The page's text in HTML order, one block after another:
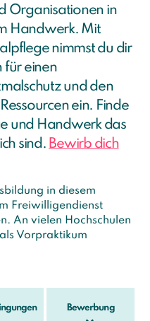
Organisationen in
Handwerk. Mit
nimmst du dir
für einen
und den
ein. Finde
und Handwerk das
sind. Bewirb dich
in diesem
Freiwilligendienst
An vielen Hochschulen
Vorpraktikum
Bewerbung